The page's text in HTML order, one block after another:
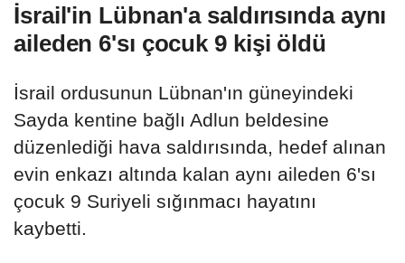
İsrail'in Lübnan'a saldırısında aynı
aileden 6'sı çocuk 9 kişi öldü
İsrail ordusunun Lübnan'ın güneyindeki
Sayda kentine bağlı Adlun beldesine
düzenlediği hava saldırısında, hedef alınan
evin enkazı altında kalan aynı aileden 6'sı
çocuk 9 Suriyeli sığınmacı hayatını
kaybetti.